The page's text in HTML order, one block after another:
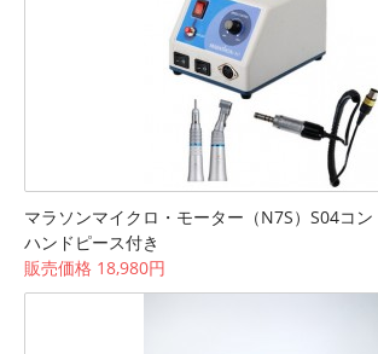
マラソンマイクロ・モーター（N7S）S04コン
ハンドピース付き
販売価格 18,980円